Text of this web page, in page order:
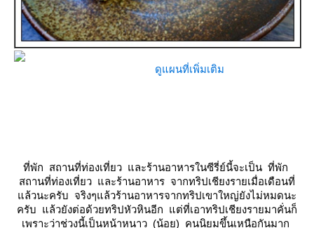
ดูแผนที่เพิ่มเติม
ที่พัก สถานที่ท่องเที่ยว และร้านอาหารในซีรี่ย์นี้จะเป็น ที่พัก
สถานที่ท่องเที่ยว และร้านอาหาร จากทริปเชียงรายเมื่อเดือนที่
ล้วนะครับ จริงๆแล้วร้านอาหารจากทริปเขาใหญ่ยังไม่หมดนะ
ครับ แล้วยังต่อด้วยทริปหัวหินอีก แต่ที่เอาทริปเชียงรายมาคั่นก็
เพราะว่าช่วงนี้เป็นหน้าหนาว (น้อย) คนนิยมขึ้นเหนือกันมาก